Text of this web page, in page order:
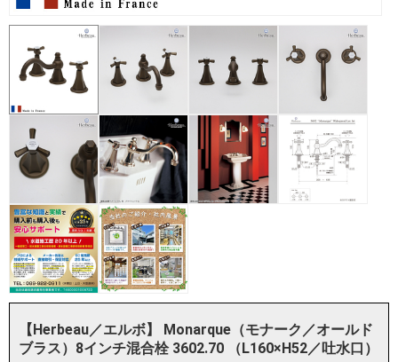
【Herbeau／エルボ】 Monarque（モナーク／オールド
ブラス）8インチ混合栓 3602.70 （L160×H52／吐水口）